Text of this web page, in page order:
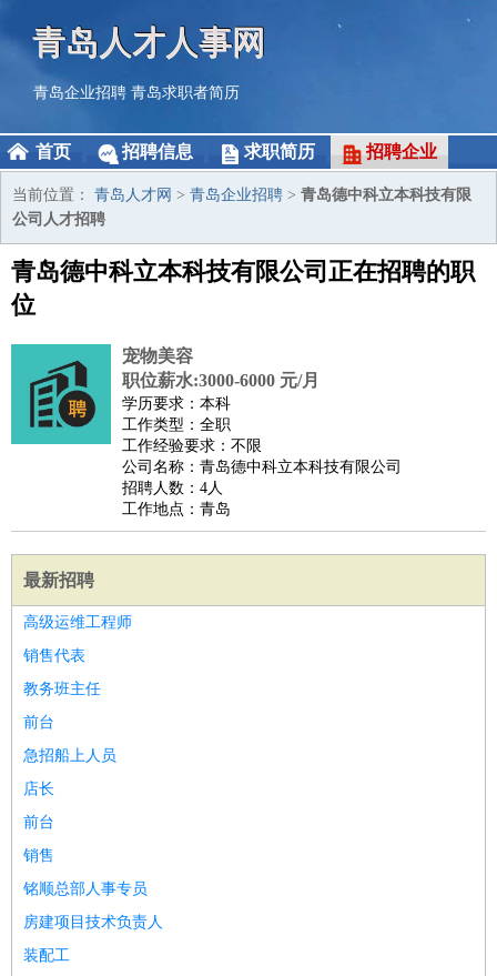
青岛人才人事网
青岛企业招聘 青岛求职者简历
首页 招聘信息 求职简历 招聘企业
当前位置： 青岛人才网 > 青岛企业招聘 > 青岛德中科立本科技有限
公司人才招聘
青岛德中科立本科技有限公司正在招聘的职
位
宠物美容
职位薪水:3000-6000 元/月
学历要求：本科
工作类型：全职
工作经验要求：不限
公司名称：青岛德中科立本科技有限公司
招聘人数：4人
工作地点：青岛
最新招聘
高级运维工程师
销售代表
教务班主任
前台
急招船上人员
店长
前台
销售
铭顺总部人事专员
房建项目技术负责人
装配工